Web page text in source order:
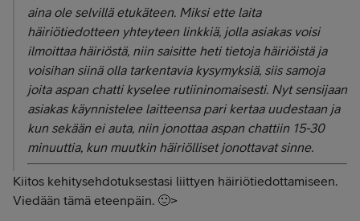
aina ole selvillä etukäteen. Miksi ette laita
häiriötiedotteen yhteyteen linkkiä, jolla asiakas voisi
ilmoittaa häiriöstä, niin saisitte heti tietoja häiriöistä ja
voisihan siinä olla tarkentavia kysymyksiä, siis samoja
joita aspan chatti kyselee rutiininomaisesti. Nyt sensijaan
asiakas käynnistelee laitteensa pari kertaa uudestaan ja
kun sekään ei auta, niin jonottaa aspan chattiin 15-30
minuuttia, kun muutkin häiriölliset jonottavat sinne.
Kiitos kehitysehdotuksestasi liittyen häiriötiedottamiseen.
Viedään tämä eteenpäin. 🙂>